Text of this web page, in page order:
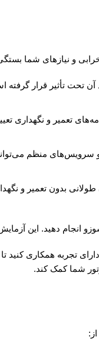
و نیازهای شما
آن تحت تأثیر قرار
تعمیر و
منظم
بدون تعمیر و
تجربه همکاری
شما کمک کند.